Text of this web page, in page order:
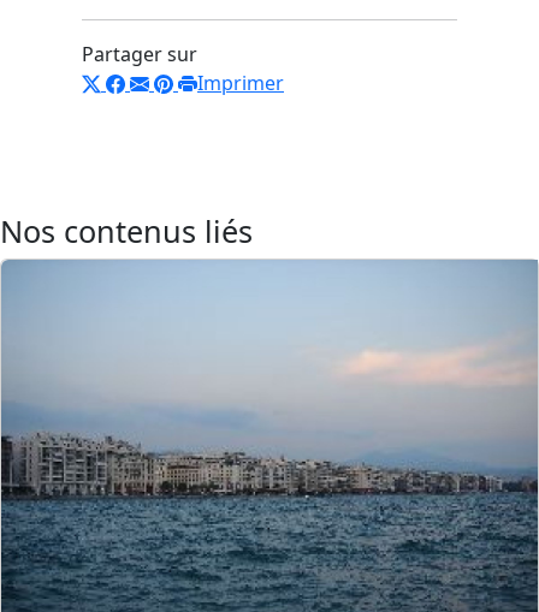
Partager sur
Imprimer
Nos contenus liés